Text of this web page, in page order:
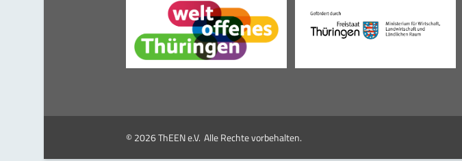
© 2026 ThEEN e.V. Alle Rechte vorbehalten.